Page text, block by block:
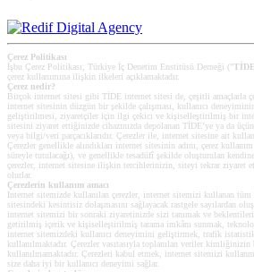
Çerez Politikası
İşbu Çerez Politikası, Türkiye İç Denetim Enstitüsü Derneği (" TİDE
çerez kullanımına ilişkin ilkeleri açıklamaktadır.
Çerez nedir?
Birçok internet sitesi gibi TİDE internet sitesi de, çeşitli amaçlarla
internet sitesinin düzgün bir şekilde çalışması, kullanıcı
geliştirilmesi, ziyaretçiler için ilgi çekici ve kişiselleştirilmiş bir
sitesini ziyaret ettiğinizde cihazınızda depolanan TİDE’ye ya da
veya bilgi/veri parçacıklarıdır. Çerezler ile, internet sitesine ait
Çerezler genellikle alındıkları internet sitesinin adını, çerez
süreyle tutulacağı), ve genellikle tesadüfî şekilde oluşturulan
çerezler, internet sitesine ilişkin tercihlerinizin, siteyi tekrar ziyaret
olurlar.
Çerezlerin kullanım amacı
Internet sitemizde kullanılan çerezler, internet sitemizi kullanan
sitesindeki kesintisiz dolaşmasını sağlayacak rastgele sayılardan
internet sitemizi bir sonraki ziyaretinizde sizi tanımak ve
getirilmiş içerik ve kişiselleştirilmiş tarama imkânı sunmak,
internet sitemizdeki kullanıcı deneyimini geliştirmek, trafik
kullanılmaktadır. Çerezler vasıtasıyla toplanılan veriler kimliğinizin
kullanılmamaktadır. Çerezleri kabul etmek, internet sitemizi
size daha iyi bir kullanıcı deneyimi sağlar.